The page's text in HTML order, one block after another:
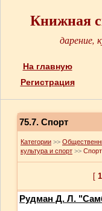
Книжная
дарение,
На главную
Регистрация
75.7. Спорт
Категории >>
культура и спорт >> Спорт
[ 1
Рудман Д. Л.